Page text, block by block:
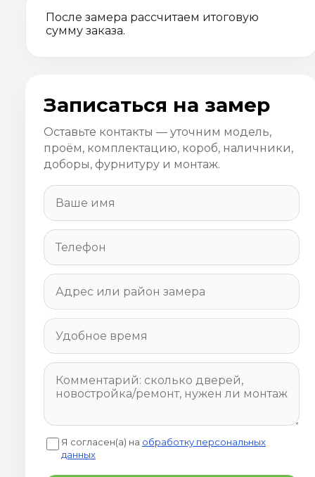
После замера рассчитаем итоговую
сумму заказа.
Записаться на замер
Оставьте контакты — уточним модель,
проём, комплектацию, короб, наличники,
доборы, фурнитуру и монтаж.
Я согласен(а) на обработку персональных
данных